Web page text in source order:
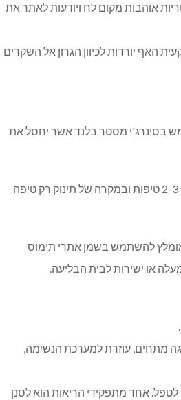
אוהבות מקום לח ויודעות לאתר את
האף יורדות לכיוון הגרון אל השקדים
בסינרג'י מסטר בלנד אשר יחסל את
ב. שמן אתרי אקליפטוס רדיאטה מיועד לנזלת, מומלץ להסניף לכל נחיר של האף 2-3 טיפות ובמקרה של תינוק רק טיפה
מומלץ להשתמש בשמן אתרי תימוס
או ישירות לבית הבליעה.
מתחים, עוזרת למערכת הנשימה,
אחד מתפקידי הריאות הוא לסנן